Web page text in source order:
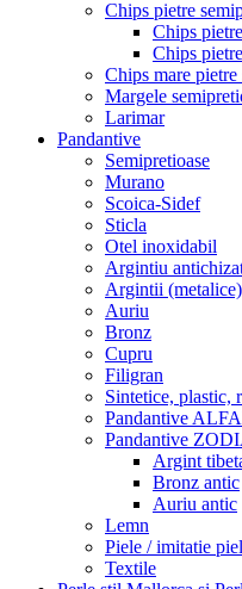
Chips pietre
Chips
Chips
Chips mare pietre
Margele
Larimar
Pandantive
Semipretioase
Murano
Scoica-Sidef
Sticla
Otel inoxidabil
Argintiu
Argintii (metalice)
Auriu
Bronz
Cupru
Filigran
Sintetice, plastic,
Pandantive
Pandantive
Argint
Bronz antic
Auriu antic
Lemn
Piele / imitatie
Textile